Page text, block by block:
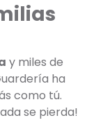
y miles de
ha
como tú.
se pierda!